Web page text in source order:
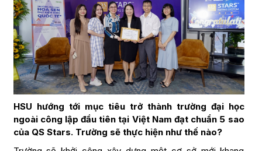
HSU hướng tới mục tiêu trở thành trường đại học
ngoài công lập đầu tiên tại Việt Nam đạt chuẩn 5 sao
của QS Stars. Trường sẽ thực hiện như thế nào?